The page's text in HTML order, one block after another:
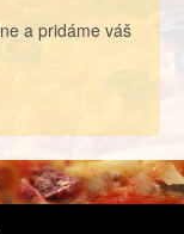
a pridáme váš